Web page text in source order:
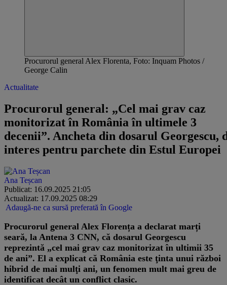
Procurorul general Alex Florenta, Foto: Inquam Photos /
George Calin
Actualitate
Procurorul general: „Cel mai grav caz
monitorizat în România în ultimele 3
decenii”. Ancheta din dosarul Georgescu,
interes pentru parchete din Estul Europei
Ana Teșcan
Publicat: 16.09.2025 21:05
Actualizat: 17.09.2025 08:29
Adaugă-ne ca sursă preferată în Google
Procurorul general Alex Florența a declarat marți
seară, la Antena 3 CNN, că dosarul Georgescu
reprezintă „cel mai grav caz monitorizat în ultimii 35
de ani”. El a explicat că România este ţinta unui război
hibrid de mai mulţi ani, un fenomen mult mai greu de
identificat decât un conflict clasic.